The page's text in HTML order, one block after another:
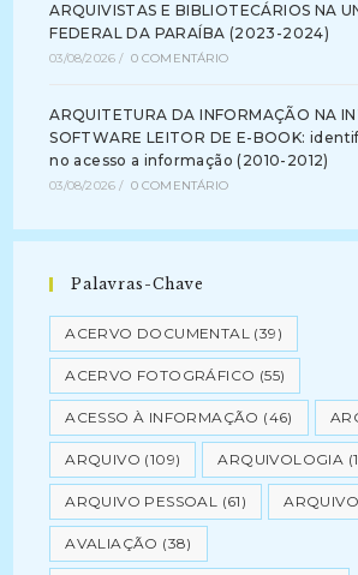
ARQUIVISTAS E BIBLIOTECÁRIOS NA
FEDERAL DA PARAÍBA (2023-2024)
03/08/2026 / 0 COMENTÁRIO
ARQUITETURA DA INFORMAÇÃO NA
SOFTWARE LEITOR DE E-BOOK:
no acesso a informação (2010-2012)
03/08/2026 / 0 COMENTÁRIO
Palavras-Chave
ACERVO DOCUMENTAL (39)
ACERVO FOTOGRÁFICO (55)
ACESSO À INFORMAÇÃO (46)
ARQUIVO (109) ARQUIVOLOGIA
ARQUIVO PESSOAL (61)
AVALIAÇÃO (38)